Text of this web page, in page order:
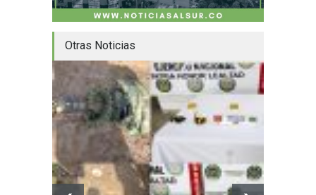
Otras Noticias